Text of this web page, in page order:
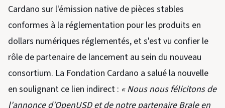
Cardano sur l'émission native de pièces stables
conformes à la réglementation pour les produits en
dollars numériques réglementés, et s'est vu confier le
rôle de partenaire de lancement au sein du nouveau
consortium. La Fondation Cardano a salué la nouvelle
en soulignant ce lien indirect : « Nous nous félicitons de
l'annonce d'OpenUSD et de notre partenaire Brale en